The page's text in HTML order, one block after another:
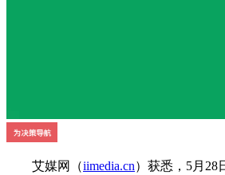
艾媒网（iimedia.cn）获悉，5月28